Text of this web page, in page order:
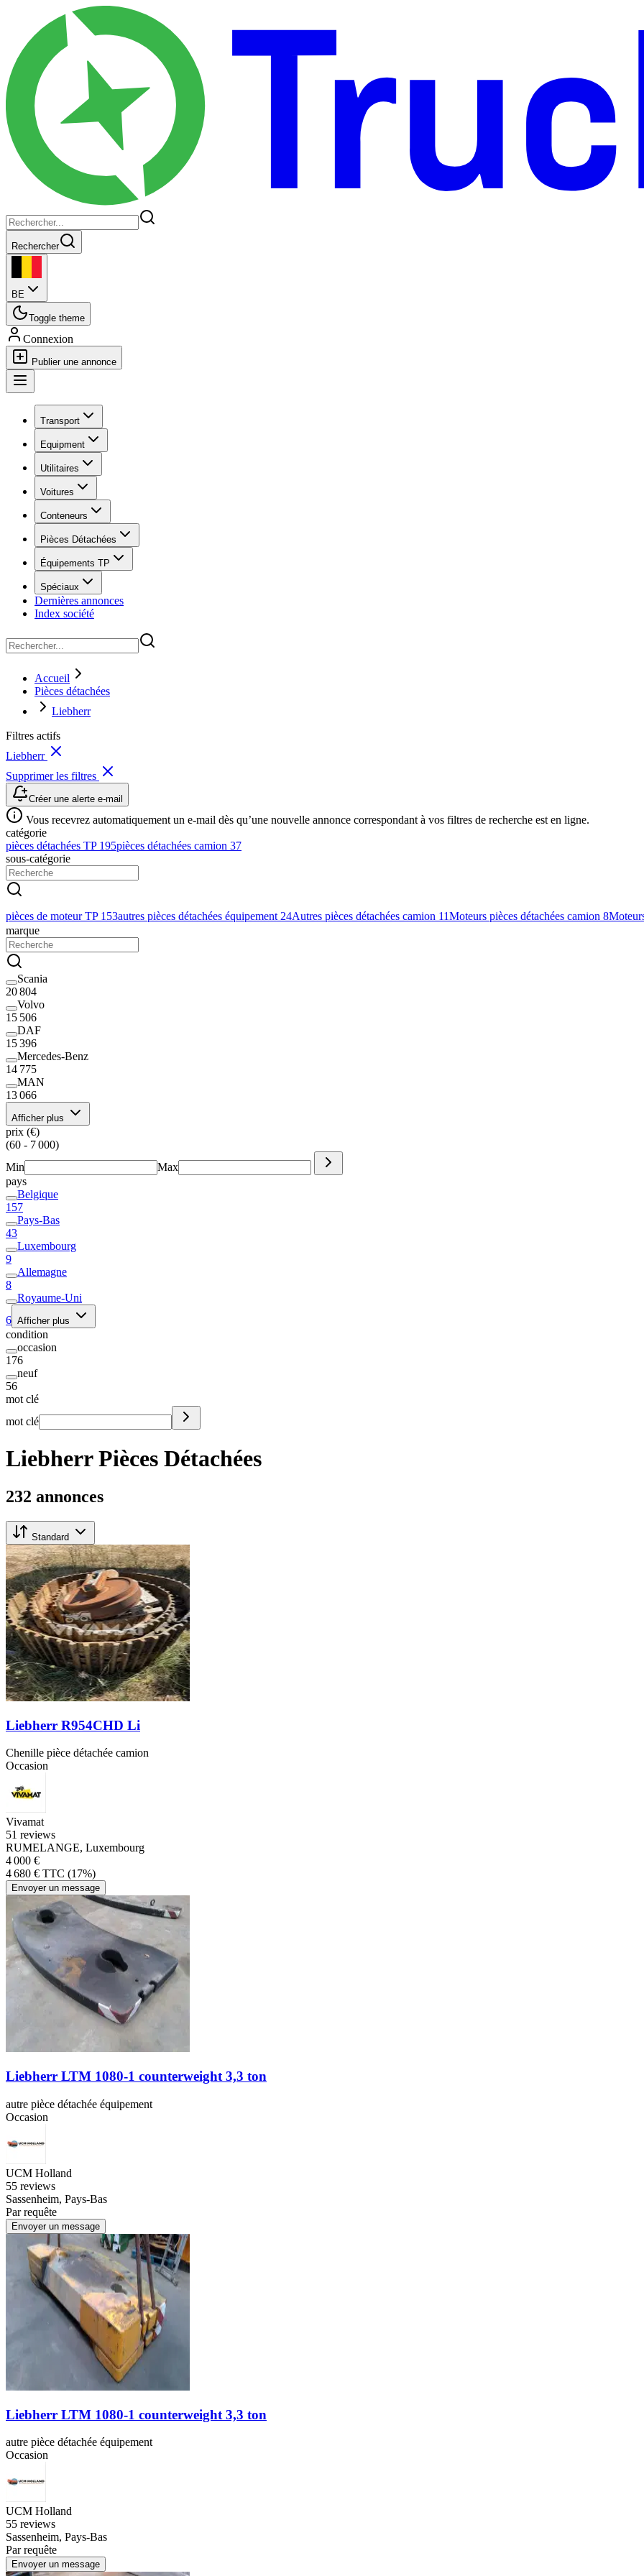
Rechercher
BE
Toggle theme
Connexion
Publier une annonce
Transport
Equipment
Utilitaires
Voitures
Conteneurs
Pièces Détachées
Équipements TP
Spéciaux
Dernières annonces
Index société
Accueil
Pièces détachées
Liebherr
Filtres actifs
Liebherr
Supprimer les filtres
Créer une alerte e-mail
Vous recevrez automatiquement un e-mail dès qu’une nouvelle annonce correspondant à vos filtres de recherche est en ligne.
catégorie
pièces détachées TP 195pièces détachées camion 37
sous-catégorie
pièces de moteur TP 153autres pièces détachées équipement 24Autres pièces détachées camion 11Moteurs pièces détachées camion 8
marque
Scania
20 804
Volvo
15 506
DAF
15 396
Mercedes-Benz
14 775
MAN
13 066
Afficher plus
prix (€)
(60 - 7 000)
Min
Max
pays
Belgique
157
Pays-Bas
43
Luxembourg
9
Allemagne
8
Royaume-Uni
6 Afficher plus
condition
occasion
176
neuf
56
mot clé
mot clé
Liebherr Pièces Détachées
232 annonces
Standard
Liebherr R954CHD Li
Chenille pièce détachée camion
Occasion
Vivamat
51 reviews
RUMELANGE, Luxembourg
4 000 €
4 680 € TTC (17%)
Envoyer un message
Liebherr LTM 1080-1 counterweight 3,3 ton
autre pièce détachée équipement
Occasion
UCM Holland
55 reviews
Sassenheim, Pays-Bas
Par requête
Envoyer un message
Liebherr LTM 1080-1 counterweight 3,3 ton
autre pièce détachée équipement
Occasion
UCM Holland
55 reviews
Sassenheim, Pays-Bas
Par requête
Envoyer un message